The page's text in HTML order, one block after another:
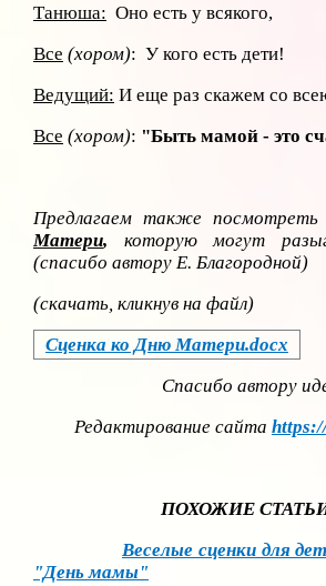
Танюша: Оно есть у всякого,
Все (хором): У кого есть дети!
Ведущий: И еще раз скажем со
Все (хором): "Быть мамой - это
Предлагаем также посмотреть
Матери, которую могут
(спасибо автору Е. Благородной)
(скачать, кликнув на файл)
Сценка ко Дню Матери.docx
Спасибо автору
Редактирование сайта
ПОХОЖИЕ
Веселые сценки для
"День мамы"